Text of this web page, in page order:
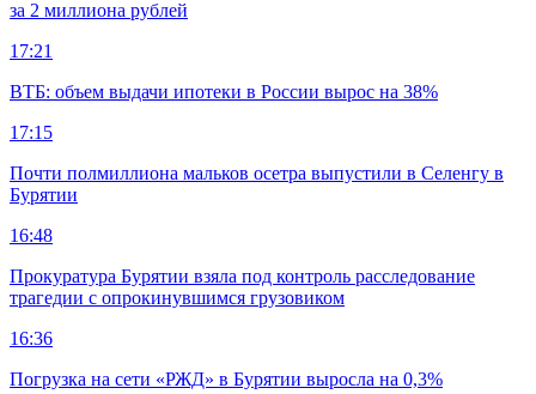
за 2 миллиона рублей
17:21
ВТБ: объем выдачи ипотеки в России вырос на 38%
17:15
Почти полмиллиона мальков осетра выпустили в Селенгу в
Бурятии
16:48
Прокуратура Бурятии взяла под контроль расследование
трагедии с опрокинувшимся грузовиком
16:36
Погрузка на сети «РЖД» в Бурятии выросла на 0,3%